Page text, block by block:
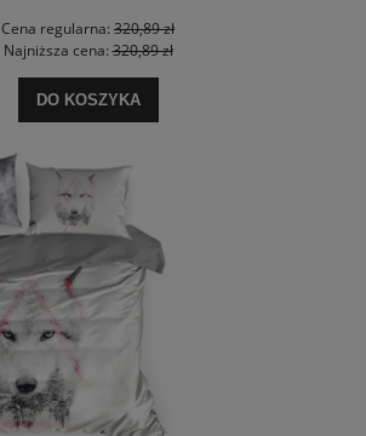
Cena regularna: 320,89 zł
Najniższa cena:320,89 zł
DO KOSZYKA